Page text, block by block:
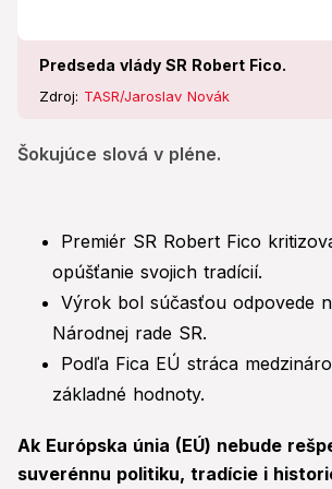
Predseda vlády SR Robert Fico.
Zdroj: TASR/Jaroslav Novák
Šokujúce slová v pléne.
Premiér SR Robert Fico
opúšťanie svojich tradícií.
Výrok bol súčasťou odpovede
Národnej rade SR.
Podľa Fica EÚ stráca
základné hodnoty.
Ak Európska únia (EÚ) nebude
suverénnu politiku, tradície i